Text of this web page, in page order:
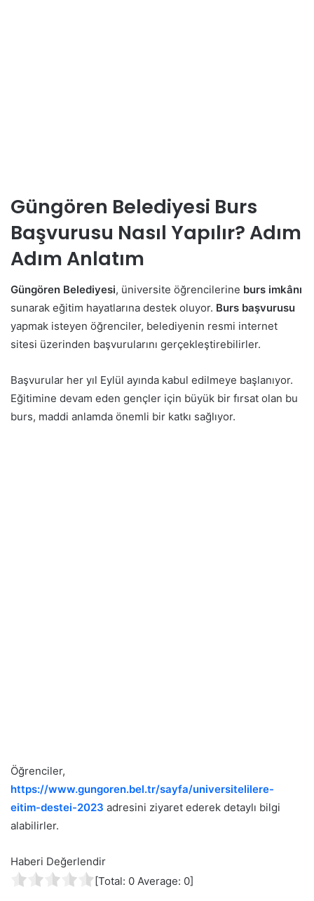
Güngören Belediyesi Burs
Başvurusu Nasıl Yapılır? Adım
Adım Anlatım
Güngören Belediyesi, üniversite öğrencilerine burs imkânı
sunarak eğitim hayatlarına destek oluyor. Burs başvurusu
yapmak isteyen öğrenciler, belediyenin resmi internet
sitesi üzerinden başvurularını gerçekleştirebilirler.
Başvurular her yıl Eylül ayında kabul edilmeye başlanıyor.
Eğitimine devam eden gençler için büyük bir fırsat olan bu
burs, maddi anlamda önemli bir katkı sağlıyor.
Öğrenciler,
https://www.gungoren.bel.tr/sayfa/universitelilere-
eitim-destei-2023 adresini ziyaret ederek detaylı bilgi
alabilirler.
Haberi Değerlendir
[Total: 0 Average: 0]